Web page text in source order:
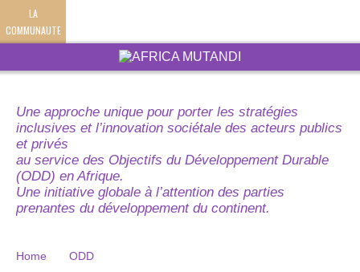
LA
COMMUNAUTE
Une approche unique pour porter les stratégies
inclusives et l’innovation sociétale des acteurs publics
et privés
au service des Objectifs du Développement Durable
(ODD) en Afrique.
Une initiative globale à l’attention des parties
prenantes du développement du continent.
Home ODD